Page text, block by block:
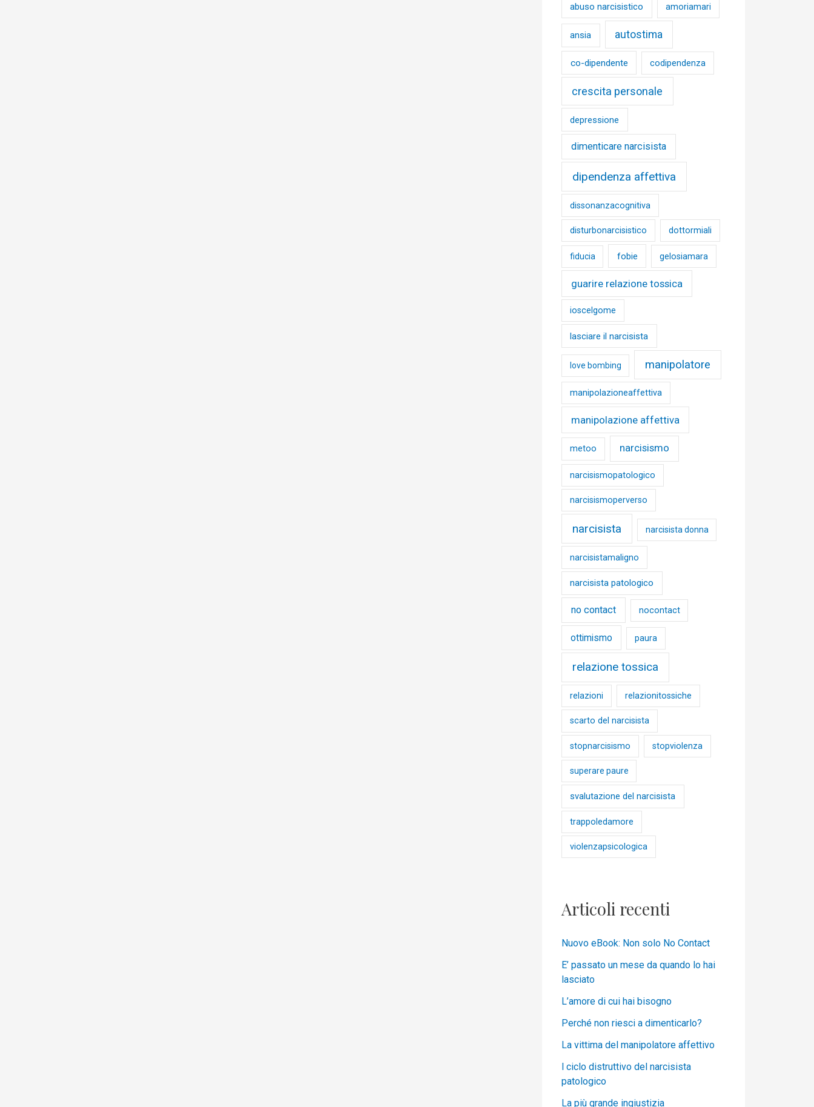
abuso narcisistico amoriamari
ansia autostima
co-dipendente codipendenza
crescita personale
depressione
dimenticare narcisista
dipendenza affettiva
dissonanzacognitiva
disturbonarcisistico dottormiali
fiducia fobie gelosiamara
guarire relazione tossica
ioscelgome
lasciare il narcisista
love bombing manipolatore
manipolazioneaffettiva
manipolazione affettiva
metoo narcisismo
narcisismopatologico
narcisismoperverso
narcisista narcisista donna
narcisistamaligno
narcisista patologico
no contact nocontact
ottimismo paura
relazione tossica
relazioni relazionitossiche
scarto del narcisista
stopnarcisismo stopviolenza
superare paure
svalutazione del narcisista
trappoledamore
violenzapsicologica
Articoli recenti
Nuovo eBook: Non solo No Contact
E’ passato un mese da quando lo hai
lasciato
L’amore di cui hai bisogno
Perché non riesci a dimenticarlo?
La vittima del manipolatore affettivo
l ciclo distruttivo del narcisista
patologico
La più grande ingiustizia